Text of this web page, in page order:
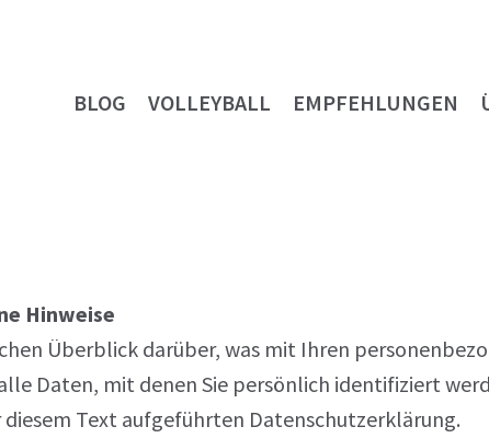
BLOG VOLLEYBALL EMPFEHLUNGEN
Hinweise
Überblick darüber, was mit Ihren
Daten, mit denen Sie persönlich identifiziert
Text aufgeführten Datenschutzerklärung.